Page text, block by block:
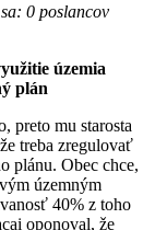
0 poslancov
územia
plán
preto mu starosta
treba zregulovať
plánu. Obec chce,
územným
40% z toho
oponoval, že